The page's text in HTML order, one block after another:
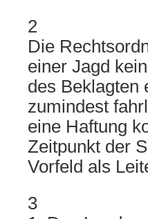
2
Die
einer Jagd
des Beklagten
zumindest
eine Haftung
Zeitpunkt der
Vorfeld als
3